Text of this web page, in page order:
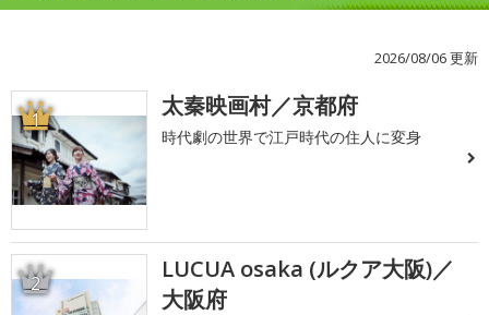
2026/08/06 更新
1 太秦映画村／京都府
時代劇の世界で江戸時代の住人に変身
2
LUCUA osaka (ルクア大阪)／
大阪府